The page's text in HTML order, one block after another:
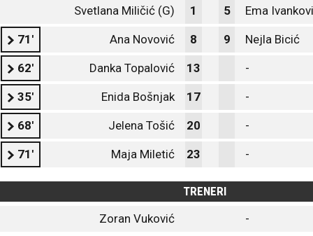
Svetlana Miličić (G)
1 5 Ema
71' Ana Novović 8 9 Nejla Bicić
62' Danka Topalović 13 -
35' Enida Bošnjak 17 -
68' Jelena Tošić 20 -
71' Maja Miletić 23 -
TRENERI
Zoran Vuković
-